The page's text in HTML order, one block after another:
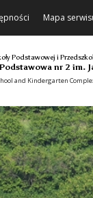
Mapa
Podstawowej i
nr 2 im.
and Kindergarten